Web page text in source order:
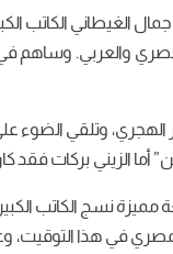
الغيطاني الكاتب
والعربي. وساهم
الهجري، وتلقي الضوء
أما الزيني بركات
نسج الكاتب
في هذا التوقيت،